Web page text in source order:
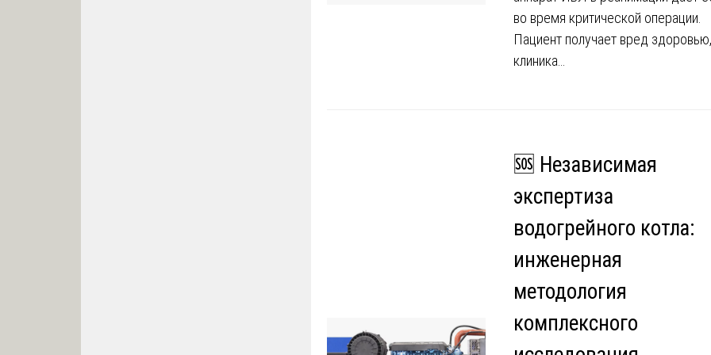
во время критической операции.
Пациент получает вред здоровью,
клиника…
🆘 Независимая
экспертиза
водогрейного котла:
инженерная
методология
комплексного